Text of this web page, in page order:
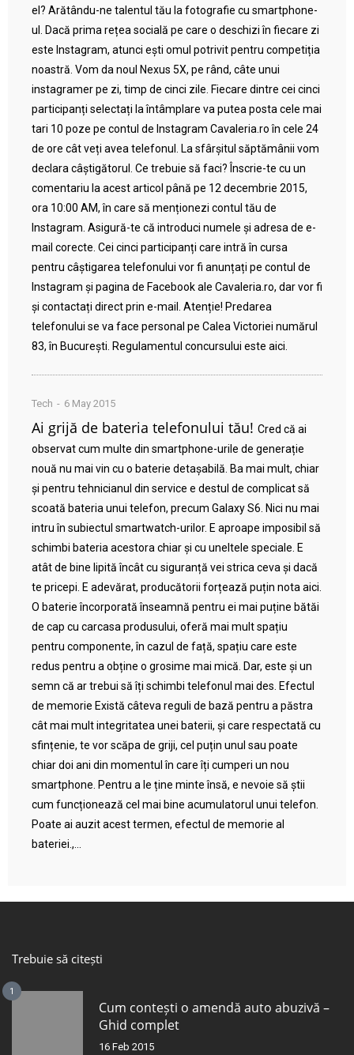
el? Arătându-ne talentul tău la fotografie cu smartphone-
ul. Dacă prima rețea socială pe care o deschizi în fiecare zi
este Instagram, atunci ești omul potrivit pentru competiția
noastră. Vom da noul Nexus 5X, pe rând, câte unui
instagramer pe zi, timp de cinci zile. Fiecare dintre cei cinci
participanți selectați la întâmplare va putea posta cele mai
tari 10 poze pe contul de Instagram Cavaleria.ro în cele 24
de ore cât veți avea telefonul. La sfârșitul săptămânii vom
declara câștigătorul. Ce trebuie să faci? Înscrie-te cu un
comentariu la acest articol până pe 12 decembrie 2015,
ora 10:00 AM, în care să menționezi contul tău de
Instagram. Asigură-te că introduci numele și adresa de e-
mail corecte. Cei cinci participanți care intră în cursa
pentru câștigarea telefonului vor fi anunțați pe contul de
Instagram și pagina de Facebook ale Cavaleria.ro, dar vor fi
și contactați direct prin e-mail. Atenție! Predarea
telefonului se va face personal pe Calea Victoriei numărul
83, în București. Regulamentul concursului este aici.
Tech 6 May 2015
Ai grijă de bateria telefonului tău! Cred că ai
observat cum multe din smartphone-urile de generație
nouă nu mai vin cu o baterie detașabilă. Ba mai mult, chiar
și pentru tehnicianul din service e destul de complicat să
scoată bateria unui telefon, precum Galaxy S6. Nici nu mai
intru în subiectul smartwatch-urilor. E aproape imposibil să
schimbi bateria acestora chiar și cu uneltele speciale. E
atât de bine lipită încât cu siguranță vei strica ceva și dacă
te pricepi. E adevărat, producătorii forțează puțin nota aici.
O baterie încorporată înseamnă pentru ei mai puține bătăi
de cap cu carcasa produsului, oferă mai mult spațiu
pentru componente, în cazul de față, spațiu care este
redus pentru a obține o grosime mai mică. Dar, este și un
semn că ar trebui să îți schimbi telefonul mai des. Efectul
de memorie Există câteva reguli de bază pentru a păstra
cât mai mult integritatea unei baterii, și care respectată cu
sfințenie, te vor scăpa de griji, cel puțin unul sau poate
chiar doi ani din momentul în care îți cumperi un nou
smartphone. Pentru a le ține minte însă, e nevoie să știi
cum funcționează cel mai bine acumulatorul unui telefon.
Poate ai auzit acest termen, efectul de memorie al
bateriei.,...
Trebuie să citești
1
Cum contești o amendă auto abuzivă –
Ghid complet
16 Feb 2015